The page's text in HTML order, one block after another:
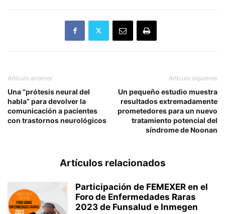
Artículo anterior
Una “prótesis neural del
habla” para devolver la
comunicación a pacientes
con trastornos neurológicos
Artículo siguiente
Un pequeño estudio muestra
resultados extremadamente
prometedores para un nuevo
tratamiento potencial del
síndrome de Noonan
Artículos relacionados
Participación de FEMEXER en el
Foro de Enfermedades Raras
2023 de Funsalud e Inmegen